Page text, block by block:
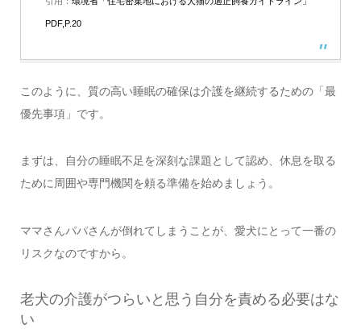
PDF,P.20
このように、質の高い睡眠の確保は介護を継続するための「最
優先事項」です。
まずは、自分の睡眠不足を深刻な課題として認め、休息を取る
ために周囲や専門機関を頼る準備を始めましょう。
ママさんパパさんが倒れてしまうことが、愛犬にとって一番の
リスクなのですから。
老犬の介護がつらいと思う自分を責める必要はな
い